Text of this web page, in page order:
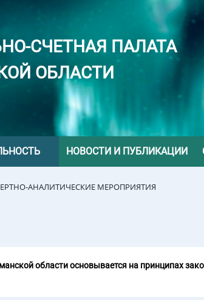
СЧЕТНАЯ ПАЛАТА
ОБЛАСТИ
НОВОСТИ И ПУБЛИКАЦИИ
АНАЛИТИЧЕСКИЕ МЕРОПРИЯТИЯ
области основывается на принципах